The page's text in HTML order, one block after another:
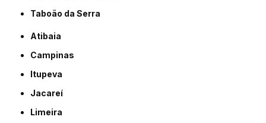
Taboão da Serra
Atibaia
Campinas
Itupeva
Jacareí
Limeira